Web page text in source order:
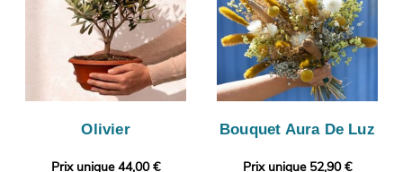
Olivier
Prix unique 44,00 €
Bouquet Aura De Luz
Prix unique 52,90 €